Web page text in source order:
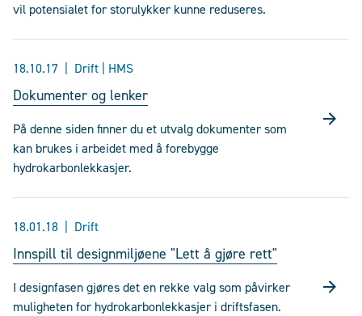
vil potensialet for storulykker kunne reduseres.
18.10.17 Drift | HMS
Dokumenter og lenker
På denne siden finner du et utvalg dokumenter som
kan brukes i arbeidet med å forebygge
hydrokarbonlekkasjer.
18.01.18 Drift
Innspill til designmiljøene "Lett å gjøre rett"
I designfasen gjøres det en rekke valg som påvirker
muligheten for hydrokarbonlekkasjer i driftsfasen.